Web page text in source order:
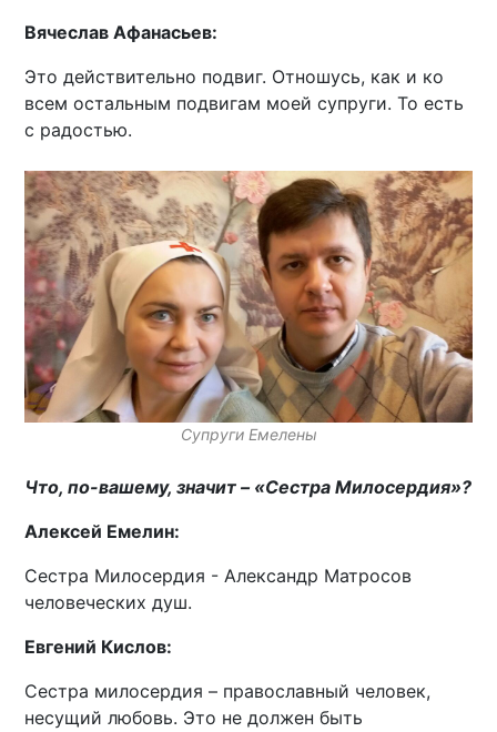
Вячеслав Афанасьев:
Это действительно подвиг. Отношусь, как и ко
всем остальным подвигам моей супруги. То есть
с радостью.
Супруги Емелены
Что, по-вашему, значит – «Сестра Милосердия»?
Алексей Емелин:
Сестра Милосердия - Александр Матросов
человеческих душ.
Евгений Кислов:
Сестра милосердия – православный человек,
несущий любовь. Это не должен быть